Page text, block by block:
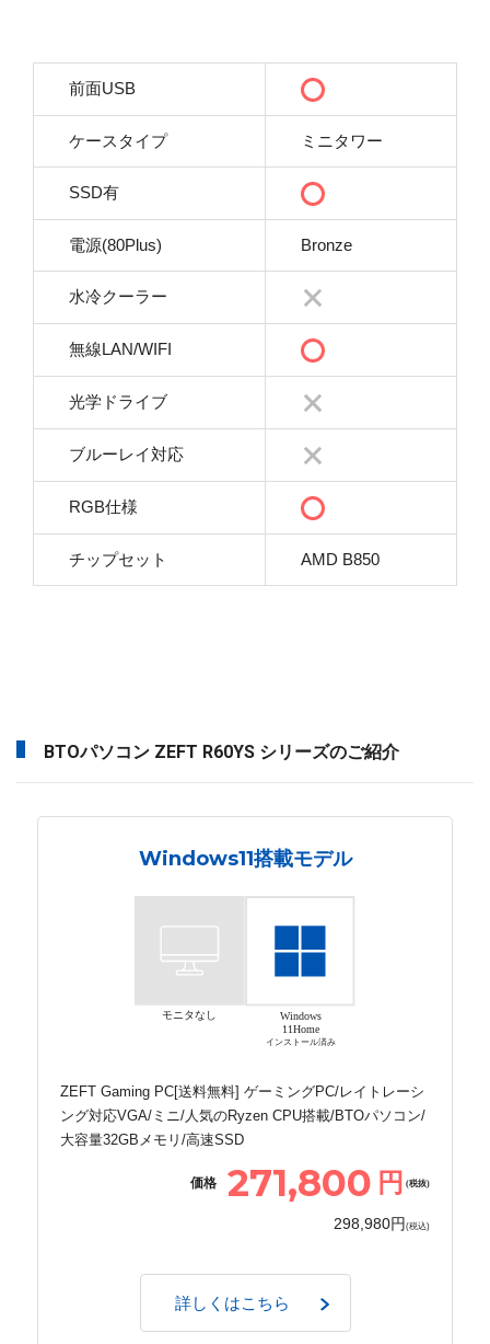
前面USB
ケースタイプ ミニタワー
SSD有
電源(80Plus) Bronze
水冷クーラー
無線LAN/WIFI
光学ドライブ
ブルーレイ対応
RGB仕様
チップセット AMD B850
BTOパソコン ZEFT R60YS シリーズのご紹介
Windows11搭載モデル
モニタなし
Windows
11Home
インストール済み
ZEFT Gaming PC[送料無料] ゲーミングPC/レイトレーシ
ング対応VGA/ミニ/人気のRyzen CPU搭載/BTOパソコン/
大容量32GBメモリ/高速SSD
価格 271,800 円 (税抜)
298,980円 (税込)
詳しくはこちら